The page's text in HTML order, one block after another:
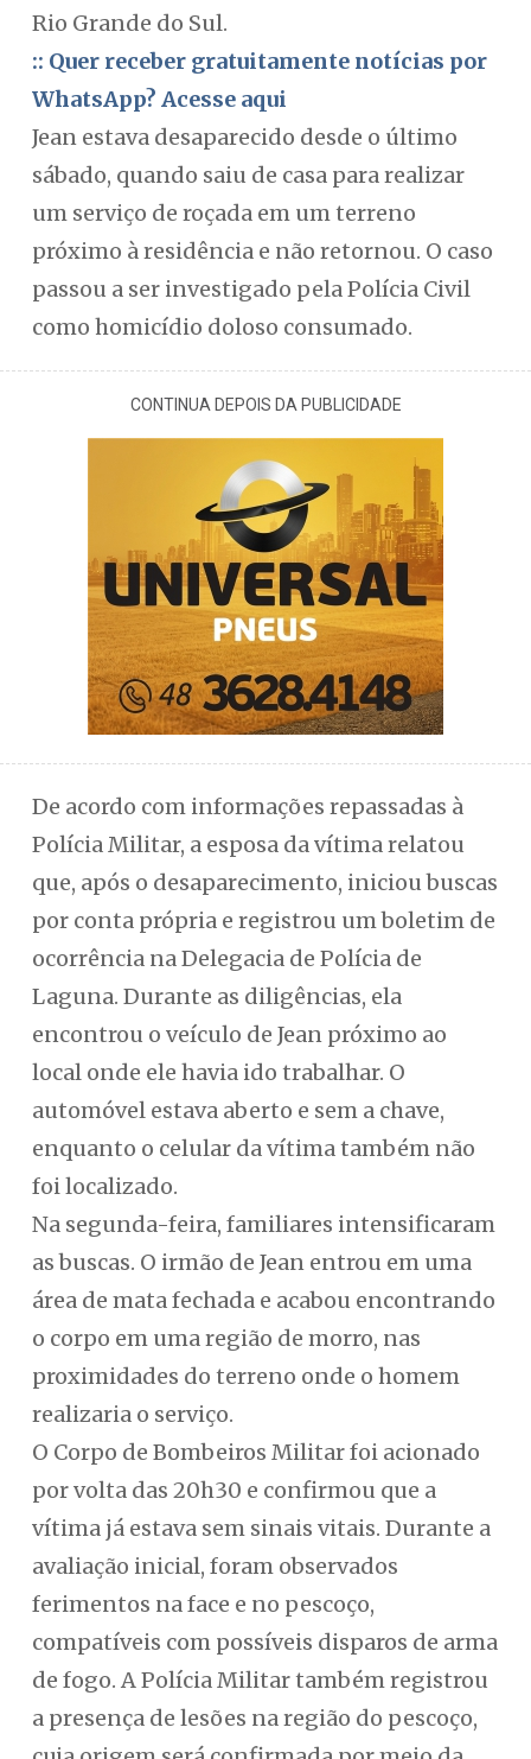
Rio Grande do Sul.
:: Quer receber gratuitamente notícias por
WhatsApp? Acesse aqui
Jean estava desaparecido desde o último
sábado, quando saiu de casa para realizar
um serviço de roçada em um terreno
próximo à residência e não retornou. O caso
passou a ser investigado pela Polícia Civil
como homicídio doloso consumado.
CONTINUA DEPOIS DA PUBLICIDADE
De acordo com informações repassadas à
Polícia Militar, a esposa da vítima relatou
que, após o desaparecimento, iniciou buscas
por conta própria e registrou um boletim de
ocorrência na Delegacia de Polícia de
Laguna. Durante as diligências, ela
encontrou o veículo de Jean próximo ao
local onde ele havia ido trabalhar. O
automóvel estava aberto e sem a chave,
enquanto o celular da vítima também não
foi localizado.
Na segunda-feira, familiares intensificaram
as buscas. O irmão de Jean entrou em uma
área de mata fechada e acabou encontrando
o corpo em uma região de morro, nas
proximidades do terreno onde o homem
realizaria o serviço.
O Corpo de Bombeiros Militar foi acionado
por volta das 20h30 e confirmou que a
vítima já estava sem sinais vitais. Durante a
avaliação inicial, foram observados
ferimentos na face e no pescoço,
compatíveis com possíveis disparos de arma
de fogo. A Polícia Militar também registrou
a presença de lesões na região do pescoço,